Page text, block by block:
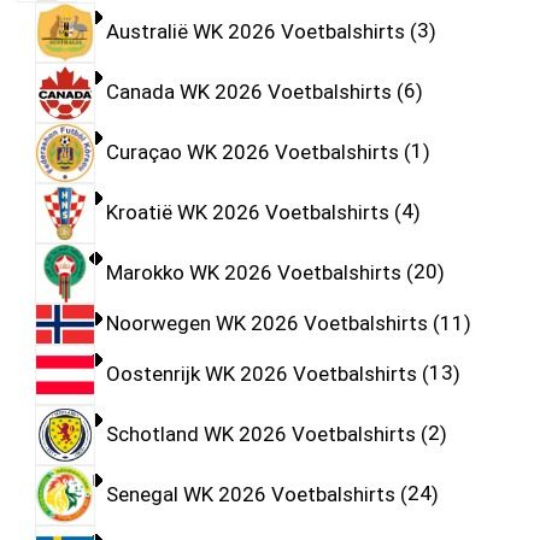
Australië WK 2026 Voetbalshirts 3
Canada WK 2026 Voetbalshirts 6
Curaçao WK 2026 Voetbalshirts 1
Kroatië WK 2026 Voetbalshirts 4
Marokko WK 2026 Voetbalshirts 20
Noorwegen WK 2026 Voetbalshirts 11
Oostenrijk WK 2026 Voetbalshirts 13
Schotland WK 2026 Voetbalshirts 2
Senegal WK 2026 Voetbalshirts 24